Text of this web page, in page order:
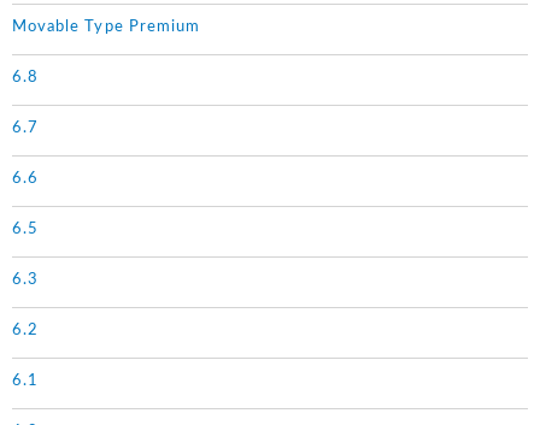
Movable Type Premium
6.8
6.7
6.6
6.5
6.3
6.2
6.1